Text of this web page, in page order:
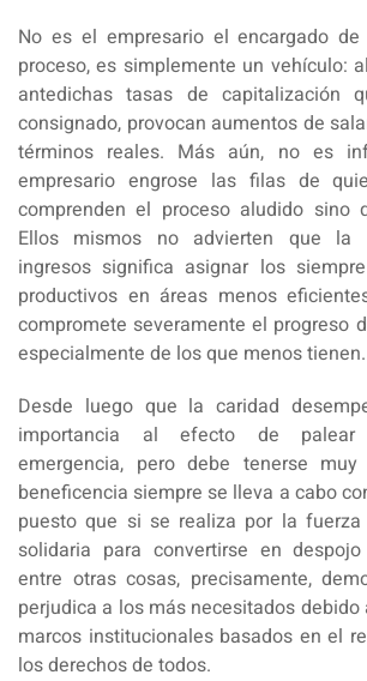
No es el empresario el encargado de
proceso, es simplemente un vehículo:
antedichas tasas de capitalización
consignado, provocan aumentos de
términos reales. Más aún, no es
empresario engrose las filas de
comprenden el proceso aludido sino
Ellos mismos no advierten que la
ingresos significa asignar los
productivos en áreas menos
compromete severamente el progreso
especialmente de los que menos tienen.
Desde luego que la caridad
importancia al efecto de palear
emergencia, pero debe tenerse
beneficencia siempre se lleva a cabo
puesto que si se realiza por la
solidaria para convertirse en
entre otras cosas, precisamente,
perjudica a los más necesitados
marcos institucionales basados en el
los derechos de todos.